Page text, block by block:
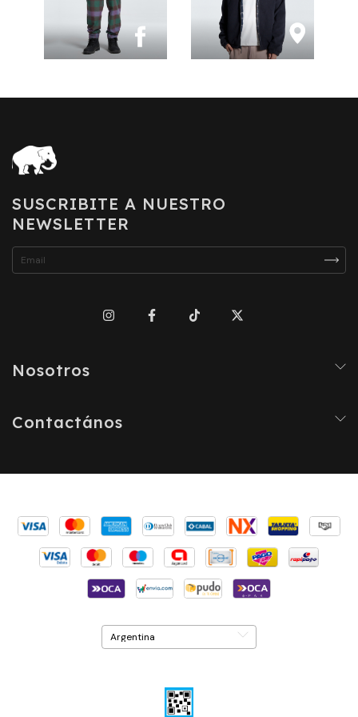
SUSCRIBITE A NUESTRO
NEWSLETTER
Nosotros
Contactános